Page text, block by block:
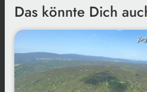
Das könnte Dich